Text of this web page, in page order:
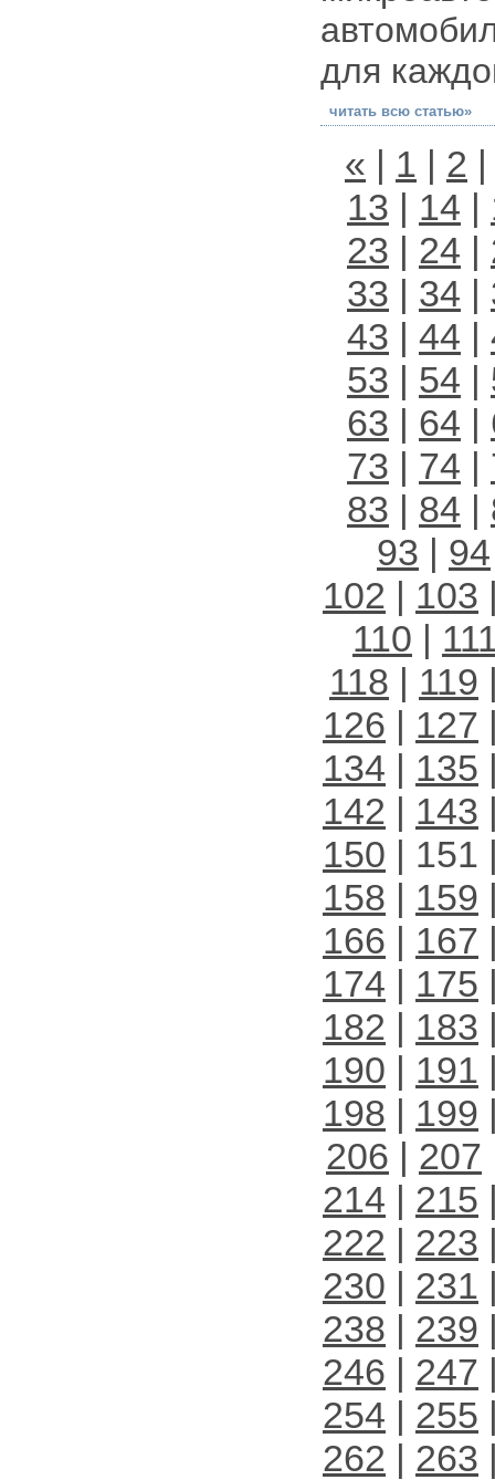
для
читать всю статью»
« | 1 | 2
13 | 14 |
23 | 24 |
33 | 34 |
43 | 44 |
53 | 54 |
63 | 64 |
73 | 74 |
83 | 84 |
93 | 94
102 | 103
110 |
118 | 119
126 | 127
134 | 135
142 | 143
150 | 151
158 | 159
166 | 167
174 | 175
182 | 183
190 | 191
198 | 199
206 | 207
214 | 215
222 | 223
230 | 231
238 | 239
246 | 247
254 | 255
262 | 263